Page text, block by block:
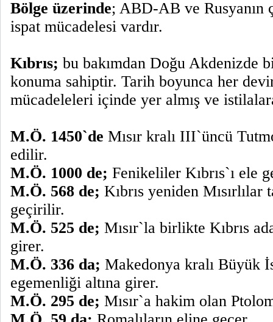
Bölge üzerinde; ABD-AB ve Rusyanın
ispat mücadelesi vardır.
Kıbrıs; bu bakımdan Doğu Akdenizde
konuma sahiptir. Tarih boyunca her
mücadeleleri içinde yer almış ve
M.Ö. 1450`de Mısır kralı III`üncü
edilir.
M.Ö. 1000 de; Fenikeliler Kıbrıs`ı ele
M.Ö. 568 de; Kıbrıs yeniden Mısırlılar
geçirilir.
M.Ö. 525 de; Mısır`la birlikte Kıbrıs
girer.
M.Ö. 336 da; Makedonya kralı Büyük
egemenliği altına girer.
M.Ö. 295 de; Mısır`a hakim olan